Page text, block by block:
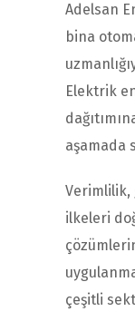
Adelsan
bina
Elektrik
aşamada
ilkeleri
çeşitli